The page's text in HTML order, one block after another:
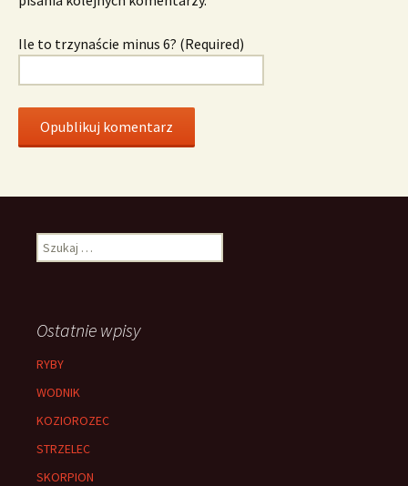
Ile to trzynaście minus 6? (Required)
Szukaj:
Ostatnie wpisy
RYBY
WODNIK
KOZIOROZEC
STRZELEC
SKORPION